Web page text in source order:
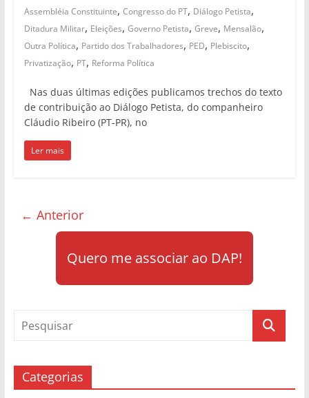
Assembléia Constituinte, Congresso do PT, Diálogo Petista,
Ditadura Militar, Eleições, Governo Petista, Greve, Mensalão,
Outra Política, Partido dos Trabalhadores, PED, Plebiscito,
Privatização, PT, Reforma Política
Nas duas últimas edições publicamos trechos do texto
de contribuição ao Diálogo Petista, do companheiro
Cláudio Ribeiro (PT-PR), no
Ler mais
← Anterior
Quero me associar ao DAP!
Categorias